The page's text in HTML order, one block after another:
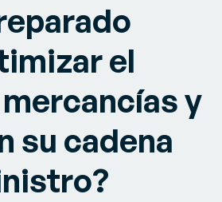
el
y
su cadena